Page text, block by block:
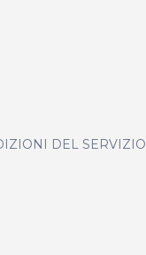
DEL SERVIZIO